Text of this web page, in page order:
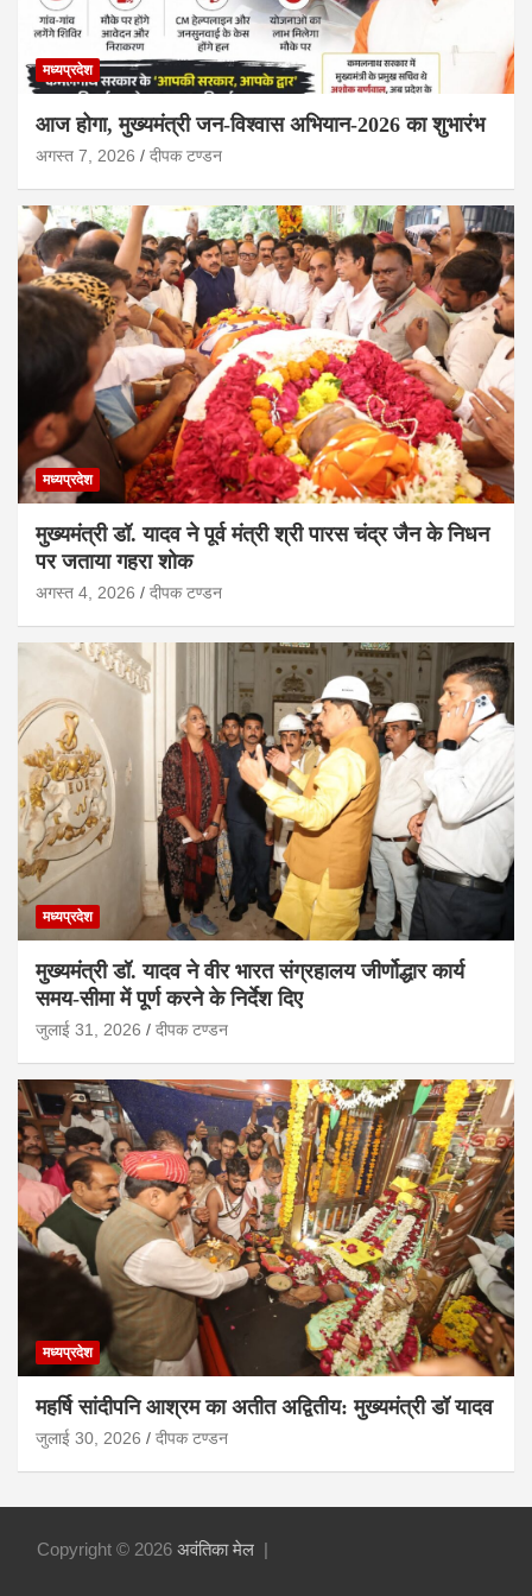
मध्यप्रदेश
आज होगा, मुख्यमंत्री जन-विश्वास अभियान-2026 का शुभारंभ
अगस्त 7, 2026 दीपक टण्‍डन
मध्यप्रदेश
मुख्यमंत्री डॉ. यादव ने पूर्व मंत्री श्री पारस चंद्र जैन के निधन
पर जताया गहरा शोक
अगस्त 4, 2026 दीपक टण्‍डन
मध्यप्रदेश
मुख्यमंत्री डॉ. यादव ने वीर भारत संग्रहालय जीर्णोद्धार कार्य
समय-सीमा में पूर्ण करने के निर्देश दिए
जुलाई 31, 2026 दीपक टण्‍डन
मध्यप्रदेश
महर्षि सांदीपनि आश्रम का अतीत अद्वितीय: मुख्यमंत्री डॉ यादव
जुलाई 30, 2026 दीपक टण्‍डन
Copyright © 2026 अवंतिका मेल